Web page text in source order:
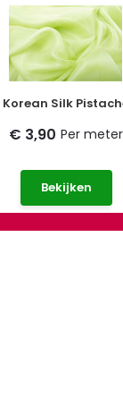
Korean Silk
€ 3,90 Per meter
Bekijken